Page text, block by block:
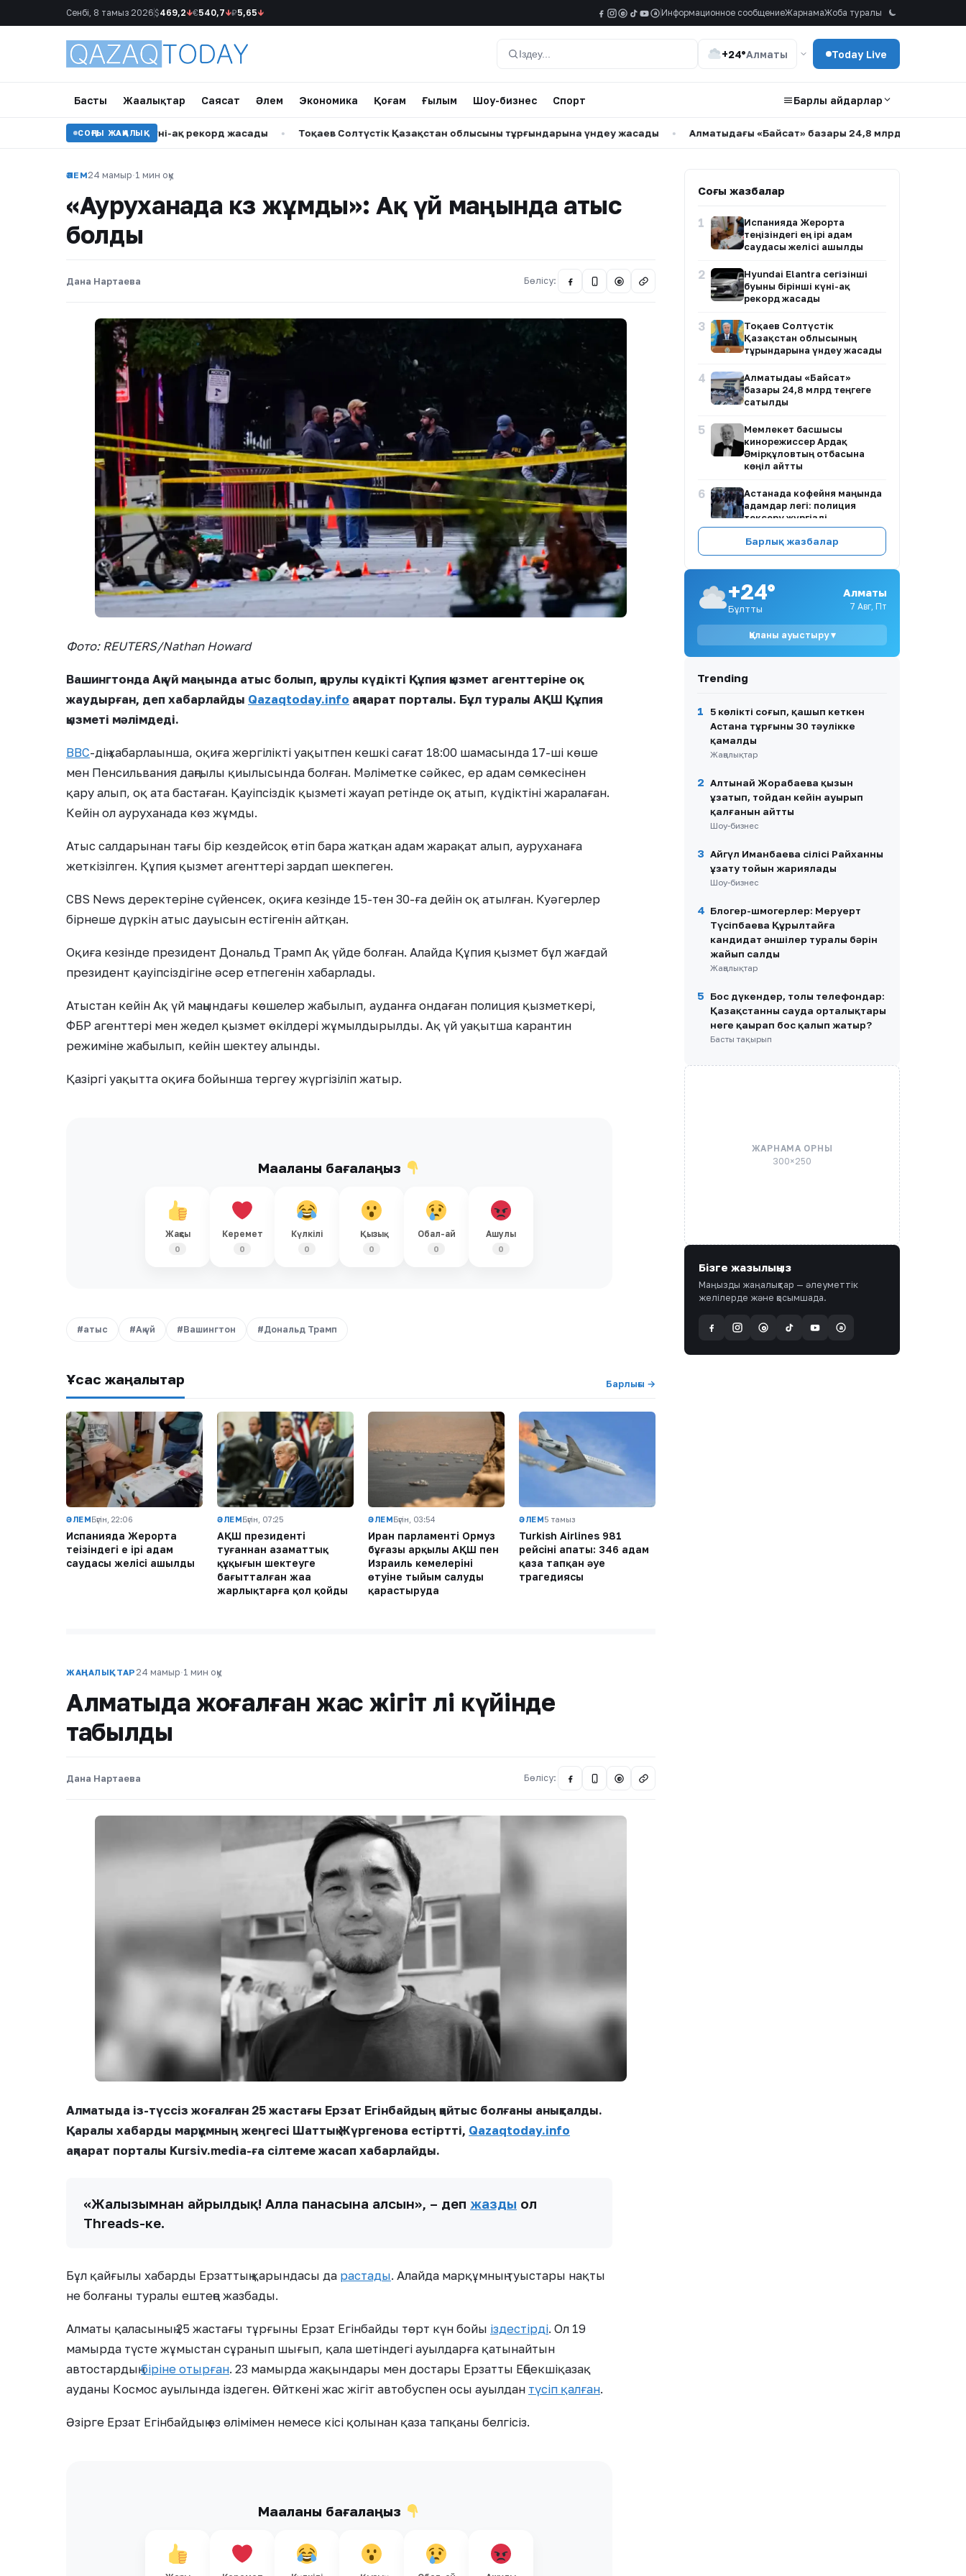
Сенбі, 8 тамыз 2026 $469,2↓€540,7↓₽5,65↓ @ a Информационное сообщениеЖарнамаЖоба туралы
Іздеу
+24°Алматы Today Live
Басты Жаңалықтар Саясат Әлем Экономика Қоғам Ғылым Шоу-бизнес Спорт Барлық айдарлар
СОҢҒЫ ЖАҢАЛЫҚ
буыны бірінші күні-ақ рекорд жасады • Тоқаев Солтүстік Қазақстан облысының тұрғындарына үндеу жасады • Алматыдағы «Байсат» базары 24,8 млрд теңгеге сатылды
ӘЛЕМ24 мамыр·1 мин оқу
«Ауруханада көз жұмды»: Ақ үй маңында атыс
болды
Дана Нартаева Бөлісу: @
Фото: REUTERS/Nathan Howard
Вашингтонда Ақ үй маңында атыс болып, қарулы күдікті Құпия қызмет агенттеріне оқ
жаудырған, деп хабарлайды Qazaqtoday.info ақпарат порталы. Бұл туралы АҚШ Құпия
қызметі мәлімдеді.
ВВС-дің хабарлаынша, оқиға жергілікті уақытпен кешкі сағат 18:00 шамасында 17-ші көше
мен Пенсильвания даңғылы қиылысында болған. Мәліметке сәйкес, ер адам сөмкесінен
қару алып, оқ ата бастаған. Қауіпсіздік қызметі жауап ретінде оқ атып, күдіктіні жаралаған.
Кейін ол ауруханада көз жұмды.
Атыс салдарынан тағы бір кездейсоқ өтіп бара жатқан адам жарақат алып, ауруханаға
жеткізілген. Құпия қызмет агенттері зардап шекпеген.
CBS News деректеріне сүйенсек, оқиға кезінде 15-тен 30-ға дейін оқ атылған. Куәгерлер
бірнеше дүркін атыс дауысын естігенін айтқан.
Оқиға кезінде президент Дональд Трамп Ақ үйде болған. Алайда Құпия қызмет бұл жағдай
президент қауіпсіздігіне әсер етпегенін хабарлады.
Атыстан кейін Ақ үй маңындағы көшелер жабылып, ауданға ондаған полиция қызметкері,
ФБР агенттері мен жедел қызмет өкілдері жұмылдырылды. Ақ үй уақытша карантин
режиміне жабылып, кейін шектеу алынды.
Қазіргі уақытта оқиға бойынша тергеу жүргізіліп жатыр.
Мақаланы бағалаңыз
Жақсы
0
Керемет
0
Күлкілі
0
Қызық
0
Обал-ай
0
Ашулы
0
#атыс #Ақ үй #Вашингтон #Дональд Трамп
Ұқсас жаңалықтар Барлығы →
ӘЛЕМБүгін, 22:06
Испанияда Жерорта
теңізіндегі ең ірі адам
саудасы желісі ашылды
ӘЛЕМБүгін, 07:25
АҚШ президенті
туғаннан азаматтық
құқығын шектеуге
бағытталған жаңа
жарлықтарға қол қойды
ӘЛЕМБүгін, 03:54
Иран парламенті Ормуз
бұғазы арқылы АҚШ пен
Израиль кемелерінің
өтуіне тыйым салуды
қарастыруда
ӘЛЕМ5 тамыз
Turkish Airlines 981
рейсінің апаты: 346 адам
қаза тапқан әуе
трагедиясы
ЖАҢАЛЫҚТАР 24 мамыр·1 мин оқу
Алматыда жоғалған жас жігіт өлі күйінде
табылды
Дана Нартаева Бөлісу: @
Алматыда із-түссіз жоғалған 25 жастағы Ерзат Егінбайдың қайтыс болғаны анықталды.
Қаралы хабарды марқұмның жеңгесі Шаттық Жүргенова естіртті, Qazaqtoday.info
ақпарат порталы Kursiv.media-ға сілтеме жасап хабарлайды.
«Жалғызымнан айрылдық! Алла панасына алсын», – деп жазды ол
Threads-ке.
Бұл қайғылы хабарды Ерзаттың қарындасы да растады. Алайда марқұмның туыстары нақты
не болғаны туралы ештеңе жазбады.
Алматы қаласының 25 жастағы тұрғыны Ерзат Егінбайды төрт күн бойы іздестірді. Ол 19
мамырда түсте жұмыстан сұранып шығып, қала шетіндегі ауылдарға қатынайтын
автостардыңбіріне отырған. 23 мамырда жақындары мен достары Ерзатты Еңбекшіқазақ
ауданы Космос ауылында іздеген. Өйткені жас жігіт автобуспен осы ауылдан түсіп қалған.
Әзірге Ерзат Егінбайдың өз өлімімен немесе кісі қолынан қаза тапқаны белгісіз.
Мақаланы бағалаңыз
Соңғы жазбалар
1
Испанияда Жерорта
теңізіндегі ең ірі адам
саудасы желісі ашылды
2
Hyundai Elantra сегізінші
буыны бірінші күні-ақ
рекорд жасады
3
Тоқаев Солтүстік
Қазақстан облысының
тұрғындарына үндеу жасады
4
Алматыдағы «Байсат»
базары 24,8 млрд теңгеге
сатылды
5
Мемлекет басшысы
кинорежиссер Ардақ
Әмірқұловтың отбасына
көңіл айтты
6
Астанада кофейня маңында
адамдар легі: полиция
тексеру жүргізді
2026 жылы білім
гранттарының иегерлері
анықталды: талапкерлердің
8
Қазақстанда 2026-2027 оқу
гранттарының иегерлері
анықталды
9
тәрбиешісі 1 жасар балаға
10
Қазақстандық ескекшілер
Азия чемпионатында
бірнеше алтын медаль
жеңіп алды
Барлық жазбалар
+24°
Бұлтты
Алматы
7 Авг, Пт
Қаланы ауыстыру ▾
Trending
1
5 көлікті соғып, қашып кеткен
Астана тұрғыны 30 тәулікке
қамалды
Жаңалықтар
2 Алтынай Жорабаева қызын
ұзатып, тойдан кейін ауырып
қалғанын айтты
Шоу-бизнес
3 Айгүл Иманбаева сіңлісі Райханның
ұзату тойын жариялады
Шоу-бизнес
4 Блогер-шмогерлер: Меруерт
Түсіпбаева Құрылтайға
кандидат әншілер туралы бәрін
жайып салды
Жаңалықтар
5
Бос дүкендер, толы телефондар:
Қазақстанның сауда орталықтары
неге қаңырап бос қалып жатыр?
Басты тақырып
ЖАРНАМА ОРНЫ
300×250
Бізге жазылыңыз
Маңызды жаңалықтар — әлеуметтік
желілерде және қосымшада.
@ a